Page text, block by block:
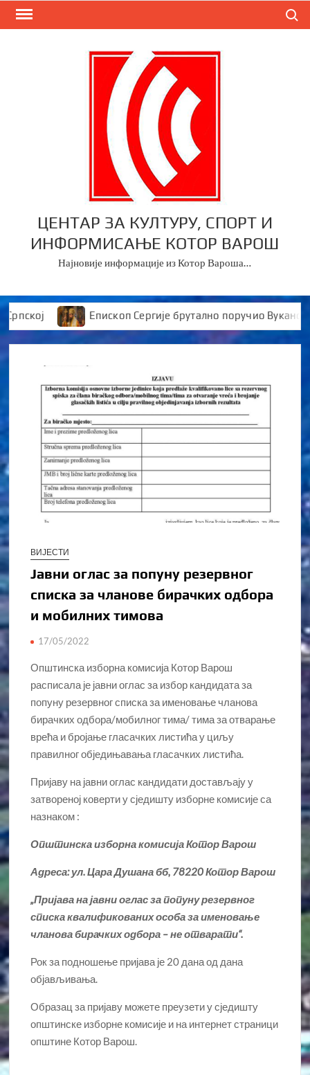
Skip
ЦЕНТАР ЗА КУЛТУРУ, СПОРТ И
ИНФОРМИСАЊЕ КОТОР ВАРОШ
Најновије информације из Котор Вароша…
Епископ Сергије брутално поручио
ВИЈЕСТИ
Јавни оглас за попуну резервног
списка за чланове бирачких одбора
и мобилних тимова
17/05/2022
Општинска изборна комисија Котор Варош
расписала је јавни оглас за избор кандидата за
попуну резервног списка за именовање чланова
бирачких одбора/мобилног тима/ тима за отварање
врећа и бројање гласачких листића у циљу
правилног обједињавања гласачких листића.
Пријаву на јавни оглас кандидати достављају у
затвореној коверти у сједишту изборне комисије са
назнаком :
Општинска изборна комисија Котор Варош
Адреса: ул. Цара Душана бб, 78220 Котор Варош
„Пријава на јавни оглас за попуну резервног
списка квалификованих особа за именовање
чланова бирачких одбора – не отварати“.
Рок за подношење пријава је 20 дана од дана
објављивања.
Образац за пријаву можете преузети у сједишту
општинске изборне комисије и на интернет страници
општине Котор Варош.